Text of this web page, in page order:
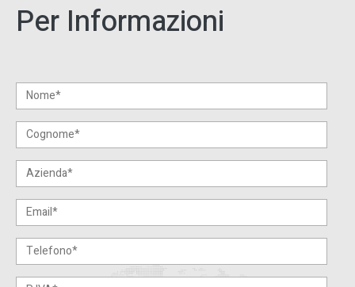
Per Informazioni